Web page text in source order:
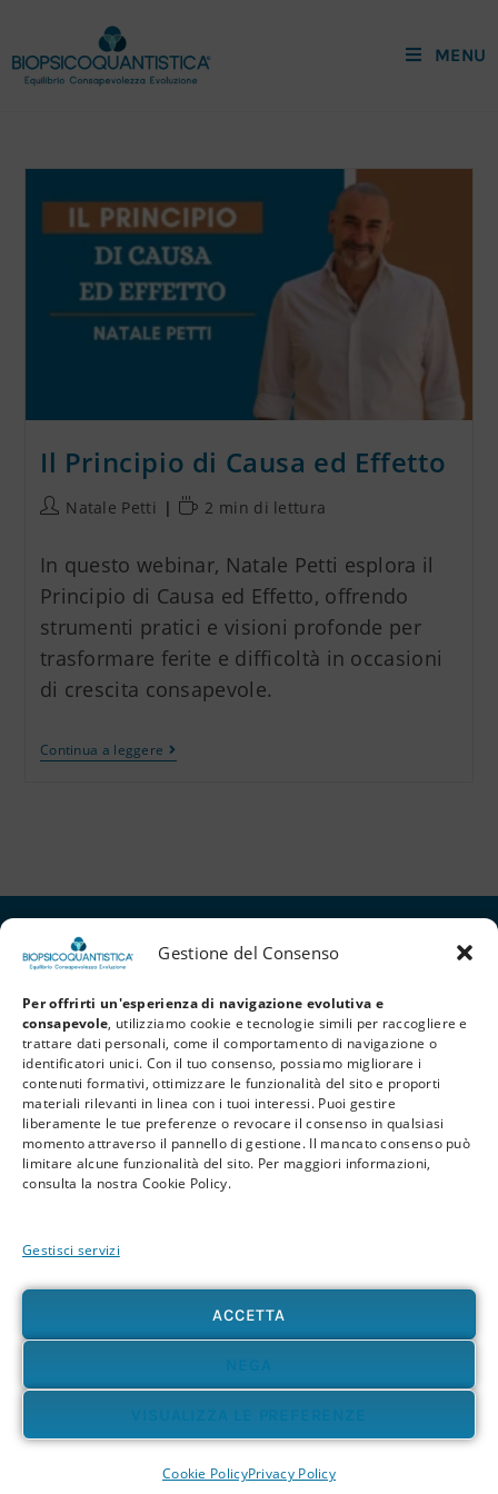
Gestione del Consenso
Per offrirti un'esperienza di navigazione evolutiva e
consapevole, utilizziamo cookie e tecnologie simili per raccogliere e
trattare dati personali, come il comportamento di navigazione o
identificatori unici. Con il tuo consenso, possiamo migliorare i
contenuti formativi, ottimizzare le funzionalità del sito e proporti
materiali rilevanti in linea con i tuoi interessi. Puoi gestire
liberamente le tue preferenze o revocare il consenso in qualsiasi
momento attraverso il pannello di gestione. Il mancato consenso può
limitare alcune funzionalità del sito. Per maggiori informazioni,
consulta la nostra Cookie Policy.
Gestisci servizi
ACCETTA
NEGA
VISUALIZZA LE PREFERENZE
Cookie PolicyPrivacy Policy
MENU
Il Principio di Causa ed Effetto
Natale Petti 2 min di lettura
In questo webinar, Natale Petti esplora il
Principio di Causa ed Effetto, offrendo
strumenti pratici e visioni profonde per
trasformare ferite e difficoltà in occasioni
di crescita consapevole.
Continua a leggere
Privacy Policy Cookie Policy Termini e Condizioni
© 2026 BioPsicoQuantistica® – Tutti i diritti riservati. Powered byAthena
Company
divulgativi associati alla BioPsicoQuantistica®, non sostituiscono in alcun modo
consulenze, diagnosi o trattamenti medici e psicologici. In presenza di patologie o disturbi
di qualunque natura – fisica, psicologica o emotiva – si raccomanda sempre di rivolgersi al
proprio medico o a un professionista sanitario qualificato. L’utente è pienamente
responsabile delle proprie scelte e dell’uso delle informazioni qui presenti, sollevando
l’autore e i collaboratori del progetto da qualsiasi responsabilità, diretta o indiretta,
consapevolezza personale come strumenti fondamentali di crescita e trasformazione.